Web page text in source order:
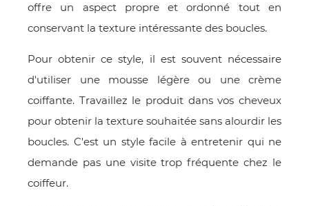
offre un aspect propre et ordonné tout en
conservant la texture intéressante des boucles.
Pour obtenir ce style, il est souvent nécessaire
d'utiliser une mousse légère ou une crème
coiffante. Travaillez le produit dans vos cheveux
pour obtenir la texture souhaitée sans alourdir les
boucles. C'est un style facile à entretenir qui ne
demande pas une visite trop fréquente chez le
coiffeur.